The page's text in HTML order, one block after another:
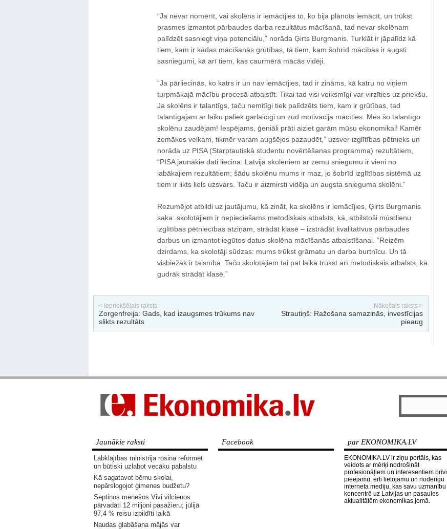
“Ja nevar nomērīt, vai skolēns ir iemācījies to, ko bija plānots iemācīt, un trūkst
prasmes izmantot pārbaudes darba rezultātus mācīšanā, tad nevar skolēnam
palīdzēt sasniegt viņa potenciālu,” norāda Ģirts Burgmanis. Turklāt ir jāpalīdz kā
tiem, kam ir kādas mācīšanās grūtības, tā tiem, kam šobrīd mācībās ir augsti
sasniegumi, kā arī tiem, kas caurmērā mācās vidēji.
“Ja pārliecinās, ko katrs ir un nav iemācījies, tad ir zināms, kā katru no viņiem
turpmākajā mācību procesā atbalstīt. Tikai tad visi veiksmīgi var virzīties uz priekšu.
Ja skolēns ir talantīgs, taču nemitīgi tiek palīdzēts tiem, kam ir grūtības, tad
talantīgajam ar laiku paliek garlaicīgi un zūd motivācija mācīties. Mēs šo talantīgo
skolēnu zaudējam! Iespējams, ģeniāli prāti aiziet garām mūsu ekonomikai! Kamēr
zemākos velkam, tikmēr varam augšējos pazaudēt,” uzsver izglītības pētnieks un
norāda uz PISA (Starptautiskā studentu novērtēšanas programma) rezultātiem,
“PISA jaunākie dati liecina: Latvijā skolēniem ar zemu sniegumu ir vieni no
labākajiem rezultātiem; šādu skolēnu mums ir maz, jo šobrīd izglītības sistēmā uz
tiem ir likts liels uzsvars. Taču ir aizmirsti vidēja un augsta snieguma skolēni.”
Rezumējot atbildi uz jautājumu, kā zināt, ka skolēns ir iemācījies, Ģirts Burgmanis
saka: skolotājiem ir nepieciešams metodiskais atbalsts, kā, atbilstoši mūsdienu
izglītības pētniecības atziņām, strādāt klasē – izstrādāt kvalitatīvus pārbaudes
darbus un izmantot iegūtos datus skolēna mācīšanās atbalstīšanai. “Reizēm
dzirdams, ka skolotāji sūdzas: mums trūkst grāmatu un darba burtnīcu. Un tā
visbiežāk ir taisnība. Taču skolotājiem tai pat laikā trūkst arī metodiskais atbalsts, kā
gudrāk strādāt klasē.”
< Iepriekšējais raksts
Zorgenfreija: Gads, kad izaugsmes trūkums nav
slikts rezultāts
Nākošais raksts >
Strautiņš: Ražošana samazinās, investīcijas
pieaug
Jaunākie raksti
Labklājības ministrija rosina reformēt
un būtiski uzlabot vecāku pabalstu
Kā sagatavot bērnu skolai,
nepārslogojot ģimenes budžetu?
Septiņos mēnešos Vivi vilcienos
pārvadāti 12 miljoni pasažieru; jūlijā
97,4 % reisu izpildīti laikā
Naudas glabāšana mājās var
Facebook par EKONOMIKA.LV
EKONOMIKA.LV ir ziņu portāls, kas
veidots ar mērķi nodrošināt
profesionāļiem un interesentiem brīvi
pieejamu, ērti lietojamu un noderīgu
interneta mediju, kas savu uzmanību
koncentrē uz Latvijas un pasaules
aktualitātēm ekonomikas jomā.